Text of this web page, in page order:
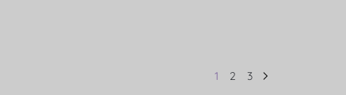
1 2 3